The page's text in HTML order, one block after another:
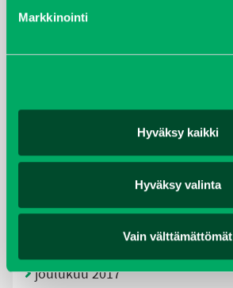
Markkinointi
Hyväksy kaikki
Hyväksy valinta
Vain välttämättömät
huhtikuu 2019
helmikuu 2019
tammikuu 2018
joulukuu 2017